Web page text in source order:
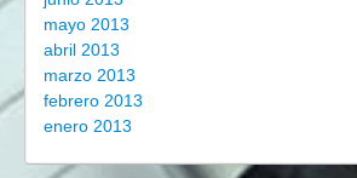
mayo 2013
abril 2013
marzo 2013
febrero 2013
enero 2013